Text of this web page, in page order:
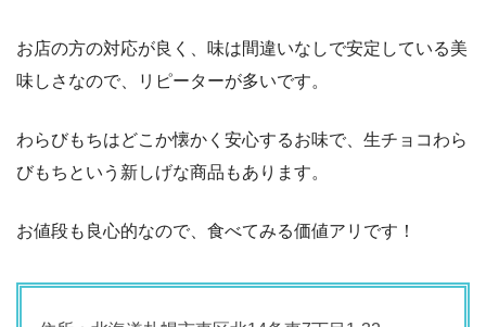
お店の方の対応が良く、味は間違いなしで安定している美
味しさなので、リピーターが多いです。
わらびもちはどこか懐かく安心するお味で、生チョコわら
びもちという新しげな商品もあります。
お値段も良心的なので、食べてみる価値アリです！